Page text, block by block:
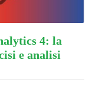
4: la
e analisi